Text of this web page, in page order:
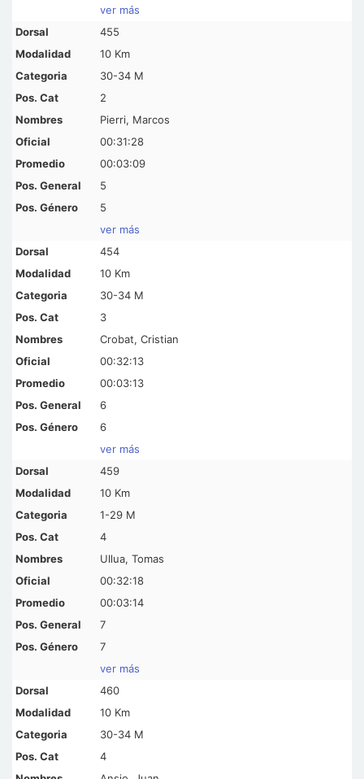
ver más
455
10 Km
30-34 M
2
Pierri, Marcos
00:31:28
00:03:09
5
5
ver más
454
10 Km
30-34 M
3
Crobat, Cristian
00:32:13
00:03:13
6
6
ver más
459
10 Km
1-29 M
4
Ullua, Tomas
00:32:18
00:03:14
7
7
ver más
460
10 Km
30-34 M
4